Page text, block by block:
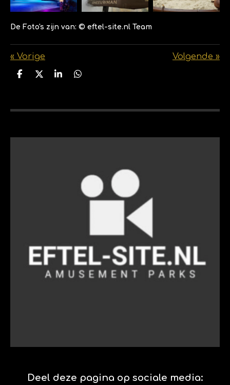
De Foto's zijn van: © eftel-site.nl Team
« Vorige Volgende »
D
n
D
S
e
D
n
Deel deze pagina op sociale media: